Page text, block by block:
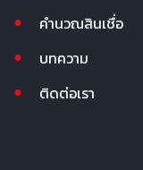
คำนวณสินเชื่อ
บทความ
ติดต่อเรา